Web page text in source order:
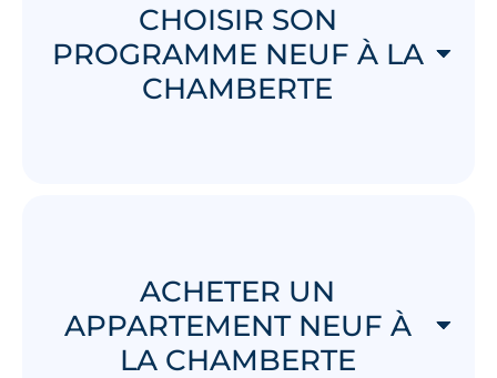
CHOISIR SON
PROGRAMME NEUF À LA
CHAMBERTE
ACHETER UN
APPARTEMENT NEUF À
LA CHAMBERTE